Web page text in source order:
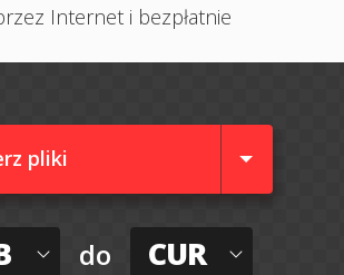
Internet i bezpłatnie
pliki
do CUR